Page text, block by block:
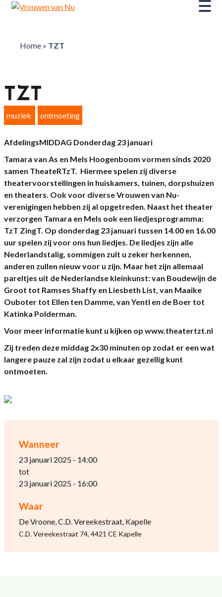
Home» TZT
Wanneer
23 januari 2025 - 14:00
tot
23 januari 2025 - 16:00
Waar
De Vroone, C.D. Vereekestraat, Kapelle
C.D. Vereekestraat 74, 4421 CE Kapelle
TZT
muziek ontmoeting
AfdelingsMIDDAG Donderdag 23 januari
Tamara van As en Mels Hoogenboom vormen sinds 2020
samen TheateRTzT. Hiermee spelen zij diverse
theatervoorstellingen in huiskamers, tuinen, dorpshuizen
en theaters. Ook voor diverse Vrouwen van Nu-
verenigingen hebben zij al opgetreden. Naast het theater
verzorgen Tamara en Mels ook een liedjesprogramma:
TzT ZingT. Op donderdag 23 januari tussen 14.00 en 16.00
uur spelen zij voor ons hun liedjes. De liedjes zijn alle
Nederlandstalig, sommigen zult u zeker herkennen,
anderen zullen nieuw voor u zijn. Maar het zijn allemaal
pareltjes uit de Nederlandse kleinkunst: van Boudewijn de
Groot tot Ramses Shaffy en Liesbeth List, van Maaike
Ouboter tot Ellen ten Damme, van Yentl en de Boer tot
Katinka Polderman.
Voor meer informatie kunt u kijken op www.theatertzt.nl
Zij treden deze middag 2x30 minuten op zodat er een wat
langere pauze zal zijn zodat u elkaar gezellig kunt
ontmoeten.